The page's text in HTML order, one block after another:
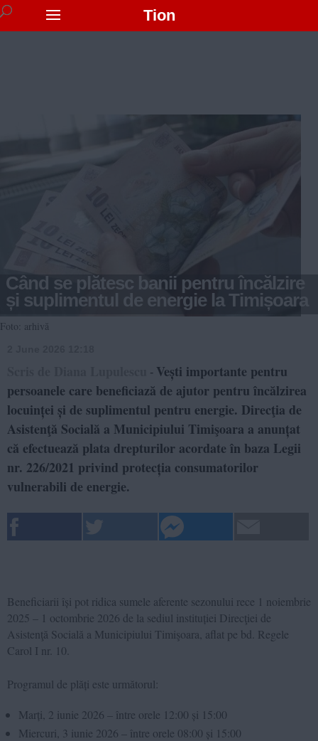
Tion
Când se plătesc banii pentru încălzire
și suplimentul de energie la Timișoara
Foto: arhivă
- Vești importante pentru
persoanele care beneficiază de ajutor pentru încălzirea
locuinței și de suplimentul pentru energie. Direcţia de
Asistenţă Socială a Municipiului Timişoara a anunțat
că efectuează plata drepturilor acordate în baza Legii
nr. 226/2021 privind protecția consumatorilor
vulnerabili de energie.
Beneficiarii își pot ridica sumele aferente sezonului rece 1 noiembrie
2025 – 1 octombrie 2026 de la sediul instituției Direcţiei de
Asistenţă Socială a Municipiului Timişoara, aflat pe bd. Regele
Carol I nr. 10.
Programul de plăți este următorul:
Marți, 2 iunie 2026 – între orele 12:00 și 15:00
Miercuri, 3 iunie 2026 – între orele 08:00 și 15:00